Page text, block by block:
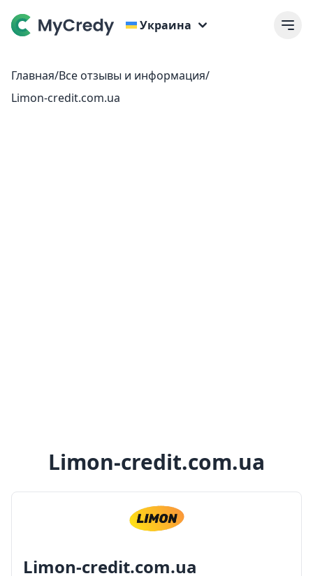
Украина
Главная/Все отзывы и информация/
Limon-credit.com.ua
Limon-credit.com.ua
Limon-credit.com.ua